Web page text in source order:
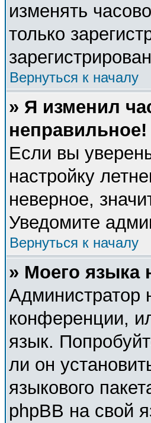
изменять
только
Вернуться к началу
» Я изменил
неправильное!
Если вы
настройку
неверное,
Уведомите
Вернуться к началу
» Моего языка
Администратор
конференции,
язык.
ли он
языкового
phpBB на свой